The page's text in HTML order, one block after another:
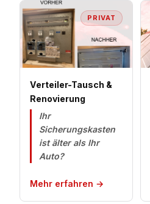
PRIVAT
Verteiler-Tausch &
Renovierung
Ihr
Sicherungskasten
ist älter als Ihr
Auto?
Mehr erfahren →